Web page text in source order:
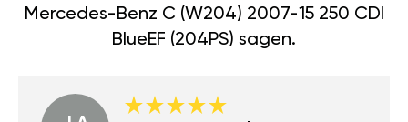
Mercedes-Benz C (W204) 2007-15 250 CDI
BlueEF (204PS) sagen.